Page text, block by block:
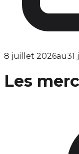
8 juillet 2026au31
Les